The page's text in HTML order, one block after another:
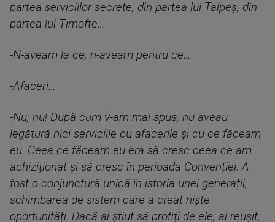
partea serviciilor secrete, din partea lui Talpeș, din
partea lui Timofte…
-N-aveam la ce, n-aveam pentru ce…
-Afaceri…
-Nu, nu! După cum v-am mai spus, nu aveau
legătură nici serviciile cu afacerile și cu ce făceam
eu. Ceea ce făceam eu era să cresc ceea ce am
achiziționat și să cresc în perioada Convenției. A
fost o conjunctură unică în istoria unei generații,
schimbarea de sistem care a creat niște
oportunități. Dacă ai știut să profiți de ele, ai reușit,